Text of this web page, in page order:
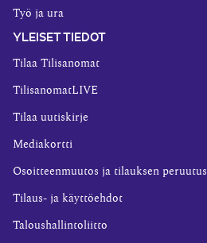
Työ ja ura
YLEISET TIEDOT
Tilaa Tilisanomat
TilisanomatLIVE
Tilaa uutiskirje
Mediakortti
Osoitteenmuutos ja tilauksen peruutus
Tilaus- ja käyttöehdot
Taloushallintoliitto